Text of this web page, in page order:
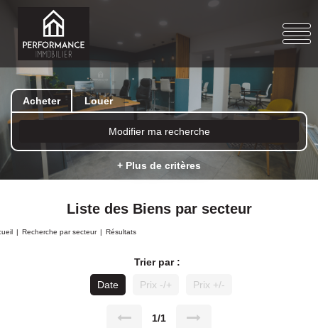
Acheter Louer
Modifier ma recherche
+ Plus de critères
Liste des Biens par secteur
Recherche par secteur Résultats
Trier par :
Date
Prix -/+ Prix +/-
1/1